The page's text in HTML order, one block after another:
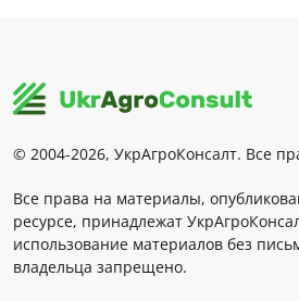
© 2004-2026, УкрАгроКонсалт. Все
Все права на материалы,
ресурсе, принадлежат
использование материалов без
владельца запрещено.